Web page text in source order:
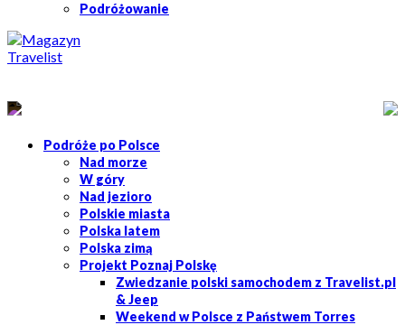
Podróżowanie
Podróże po Polsce
Nad morze
W góry
Nad jezioro
Polskie miasta
Polska latem
Polska zimą
Projekt Poznaj Polskę
Zwiedzanie polski samochodem z Travelist.pl
& Jeep
Weekend w Polsce z Państwem Torres